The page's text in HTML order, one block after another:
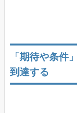
「期待や条件
到達する